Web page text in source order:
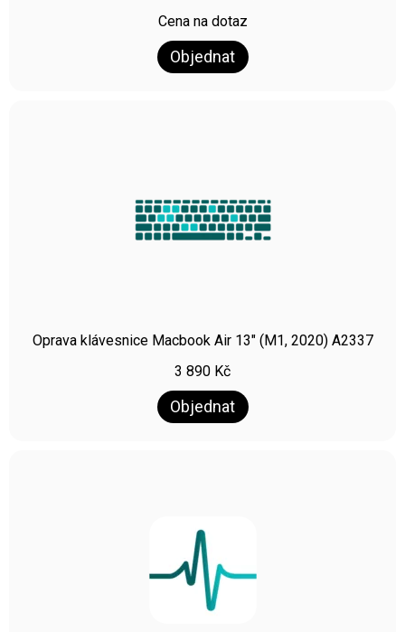
Cena na dotaz
Objednat
Oprava klávesnice Macbook Air 13″ (M1, 2020) A2337
3 890 Kč
Objednat